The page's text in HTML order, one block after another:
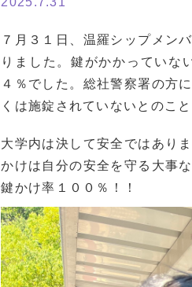
７月３１日、温羅シップメン
りました。鍵がかかっていな
４％でした。総社警察署の方
くは施錠されていないとのこと
大学内は決して安全ではあり
かけは自分の安全を守る大事
鍵かけ率１００％！！